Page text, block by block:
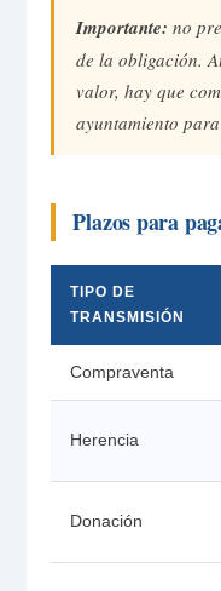
Importante: no
de la obligación.
valor, hay que
ayuntamiento
Plazos para
TIPO DE
TRANSMISIÓN
Compraventa
Herencia
Donación